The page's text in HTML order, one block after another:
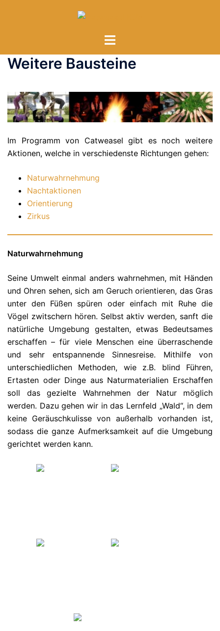
Menü
Weitere Bausteine
Im Programm von Catweasel gibt es noch weitere
Aktionen, welche in verschiedenste Richtungen gehen:
Naturwahrnehmung
Nachtaktionen
Orientierung
Zirkus
Naturwahrnehmung
Seine Umwelt einmal anders wahrnehmen, mit Händen
und Ohren sehen, sich am Geruch orientieren, das Gras
unter den Füßen spüren oder einfach mit Ruhe die
Vögel zwitschern hören. Selbst aktiv werden, sanft die
natürliche Umgebung gestalten, etwas Bedeutsames
erschaffen – für viele Menschen eine überraschende
und sehr entspannende Sinnesreise. Mithilfe von
unterschiedlichen Methoden, wie z.B. blind Führen,
Ertasten oder Dinge aus Naturmaterialien Erschaffen
soll das gezielte Wahrnehmen der Natur möglich
werden. Dazu gehen wir in das Lernfeld „Wald“, in dem
keine Geräuschkulisse von außerhalb vorhanden ist,
sodass die ganze Aufmerksamkeit auf die Umgebung
gerichtet werden kann.